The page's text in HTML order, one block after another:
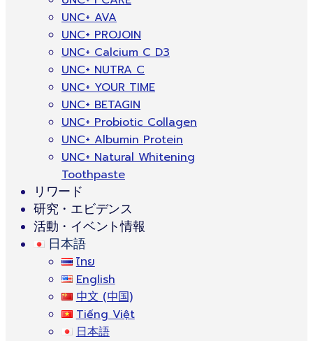
UNC+ AVA
UNC+ PROJOIN
UNC+ Calcium C D3
UNC+ NUTRA C
UNC+ YOUR TIME
UNC+ BETAGIN
UNC+ Probiotic Collagen
UNC+ Albumin Protein
UNC+ Natural Whitening
Toothpaste
リワード
研究・エビデンス
活動・イベント情報
日本語
ไทย
English
中文 (中国)
Tiếng Việt
日本語